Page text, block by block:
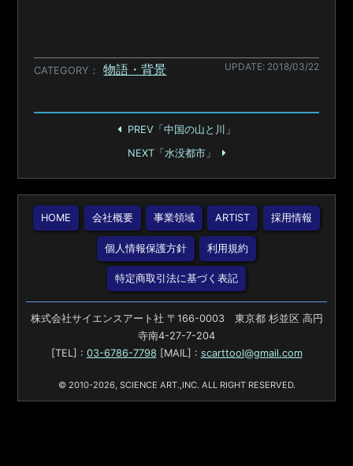
CATEGORY 物語・背景 UPDATE: 2018/03/22
PREV「中国の山と川」
NEXT「水没都市」
HOME 会社概要 事業領域 ARTIST 採用情報
個人情報保護方針 利用規約
特定商取引法に基づく表記
株式会社サイエンスアート社 〒166-0003 東京都 杉並区 高円
寺南4-27-7-204
[TEL] : 03-6786-7798 [MAIL] : scarttool@gmail.com
© 2010-2026, SCIENCE ART.,INC. ALL RIGHT RESERVED.